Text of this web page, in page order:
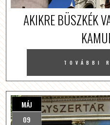
AKIKRE BÜSZKÉK
TOVÁBBI
MÁJ
09